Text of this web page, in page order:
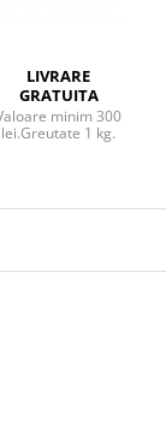
LIVRARE
GRATUITA
minim 300
lei.Greutate 1 kg.